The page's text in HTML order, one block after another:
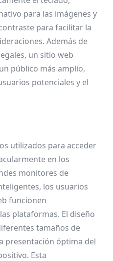
para las imágenes y
para facilitar la
Además de
un sitio web
público más amplio,
potenciales y el
utilizados para acceder
en los
monitores de
los usuarios
funcionen
plataformas. El diseño
tamaños de
presentación óptima del
Esta